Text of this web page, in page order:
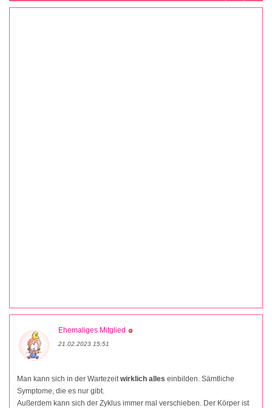
Ehemaliges Mitglied
21.02.2023 15:51
Man kann sich in der Wartezeit wirklich alles einbilden. Sämtliche
Symptome, die es nur gibt.
Außerdem kann sich der Zyklus immer mal verschieben. Der Körper ist